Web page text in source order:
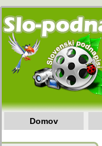
Domov